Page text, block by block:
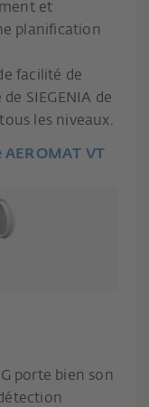
et
planification
facilité de
SIEGENIA de
les niveaux.
VT
porte bien son